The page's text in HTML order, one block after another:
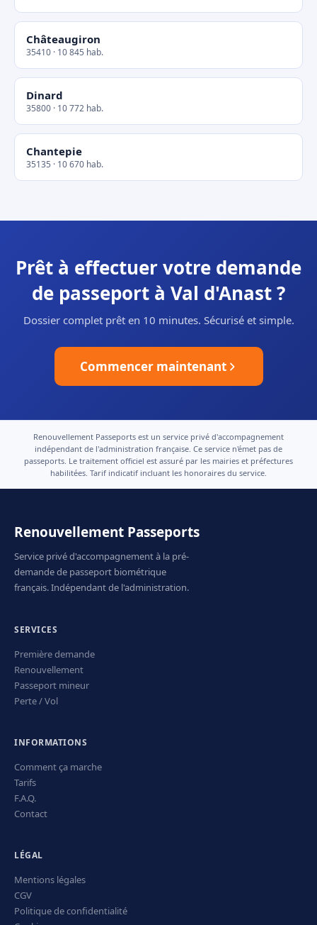
Châteaugiron
35410 · 10 845 hab.
Dinard
35800 · 10 772 hab.
Chantepie
35135 · 10 670 hab.
Prêt à effectuer votre demande
de passeport à Val d'Anast ?
Dossier complet prêt en 10 minutes. Sécurisé et simple.
Commencer maintenant
Renouvellement Passeports est un service privé d'accompagnement
indépendant de l'administration française. Ce service n'émet pas de
passeports. Le traitement officiel est assuré par les mairies et préfectures
habilitées. Tarif indicatif incluant les honoraires du service.
Renouvellement Passeports
Service privé d'accompagnement à la pré-
demande de passeport biométrique
français. Indépendant de l'administration.
SERVICES
Première demande
Renouvellement
Passeport mineur
Perte / Vol
INFORMATIONS
Comment ça marche
Tarifs
F.A.Q.
Contact
LÉGAL
Mentions légales
CGV
Politique de confidentialité